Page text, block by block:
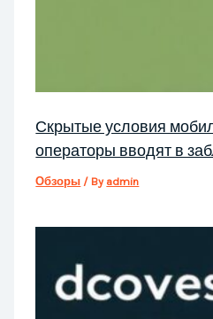
Скрытые условия
операторы вводят в
Обзоры / By admin